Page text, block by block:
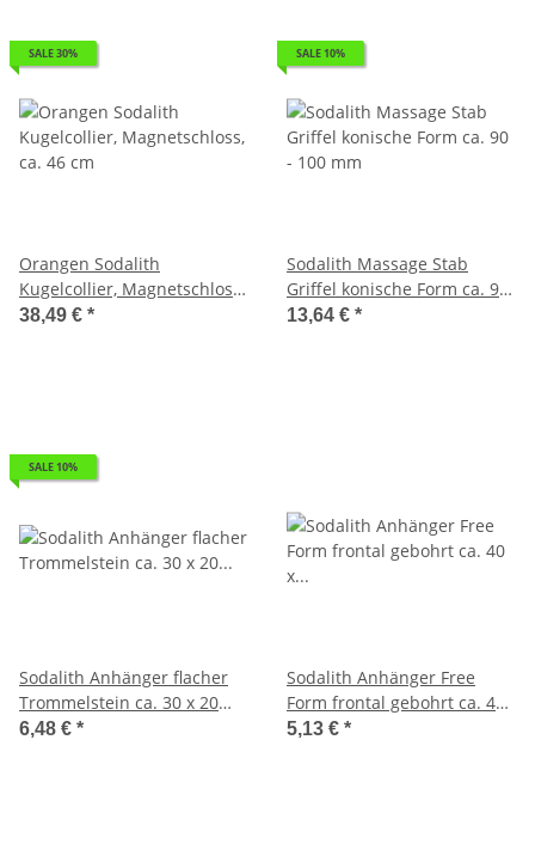
SALE 30%
Orangen Sodalith
Kugelcollier, Magnetschloss,
ca. 46 cm
38,49 € *
SALE 10%
Sodalith Massage Stab
Griffel konische Form ca. 90
- 100 mm
13,64 € *
SALE 10%
Sodalith Anhänger flacher
Trommelstein ca. 30 x 20
mm in Tropfen Form mit
6,48 € *
Sodalith Anhänger Free
Form frontal gebohrt ca. 40
x 30 mm, Bohrung ca. 3 mm
5,13 € *